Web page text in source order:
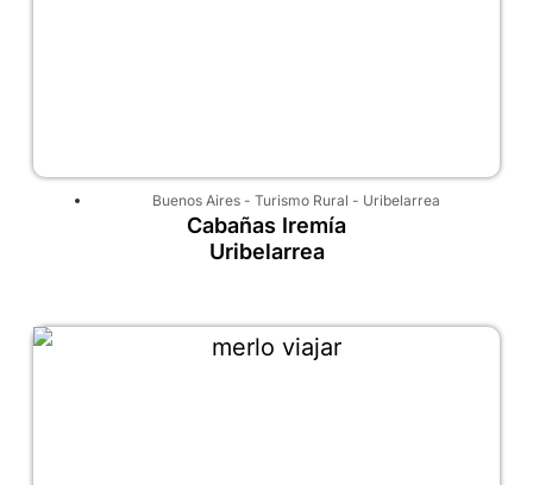
Buenos Aires - Turismo Rural - Uribelarrea
Cabañas Iremía
Uribelarrea